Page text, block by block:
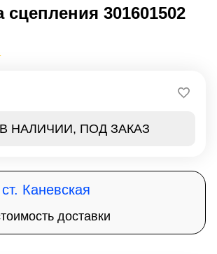
301601502
НАЛИЧИИ, ПОД ЗАКАЗ
ст. Каневская
доставки